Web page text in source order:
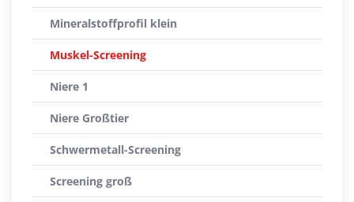
Mineralstoffprofil klein
Muskel-Screening
Niere 1
Niere Großtier
Schwermetall-Screening
Screening groß